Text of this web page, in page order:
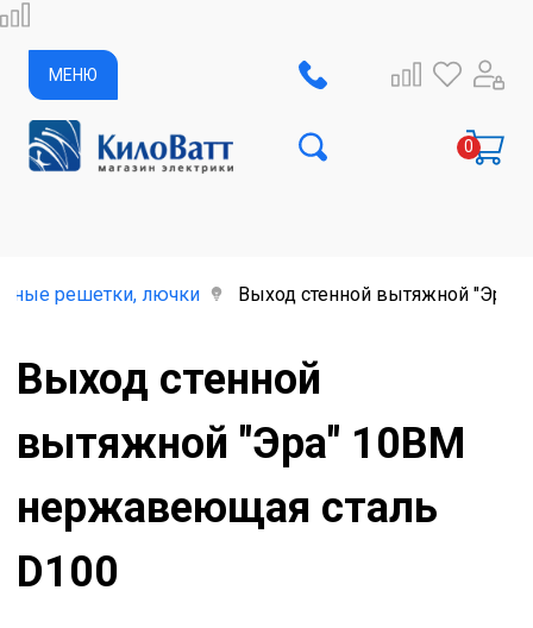
МЕНЮ
решетки, лючки Выход стенной вытяжной
Выход стенной
вытяжной "Эра" 10ВМ
нержавеющая сталь
D100